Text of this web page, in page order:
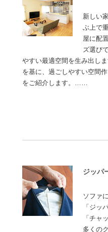
新しい
ぶ上で
屋に配
ズ選び
やすい最適空間を生み出し
を基に、過ごしやすい空間
をご紹介します。……
ジッパ
ソファ
「ジッ
「チャ
多くの